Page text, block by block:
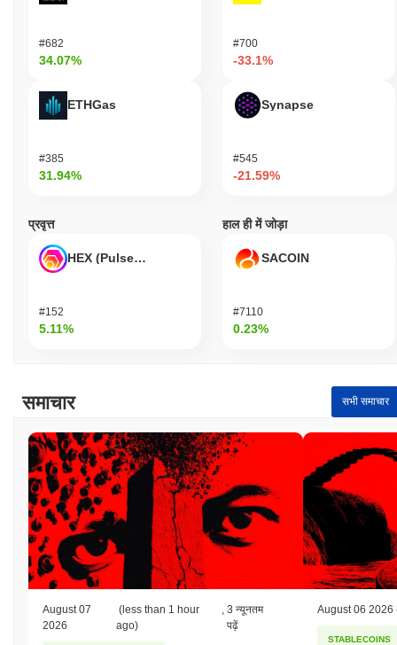
है?
LANA THE SOL GIRL का मूल्य सीमा इतिहास क्या है?
सर्वकालिक उच्च (ATH):
सर्वकालिक निम्न (ATL):
कैसा प्रदर्शन कर रहा है?
पिछले 7 दिनों में, LANA THE SOL GIRL ने 0.00%
जिसने0.64%की गिरावट दर्ज की से बेहतर प्रदर्शन किया। यह व्यापक बाजार गति
#682
34.07%
ETHGas
#385
31.94%
#700
-33.1%
Synapse
#545
-21.59%
प्रवृत्त
HEX (Pulsechain)
#152
5.11%
हाल ही में जोड़ा
SACOIN
#7110
0.23%
समाचार सभी समाचार
August 07
2026
(less than 1 hour
ago)
3 न्यूनतम
पढ़ें
August 06 2026
STABLECOINS